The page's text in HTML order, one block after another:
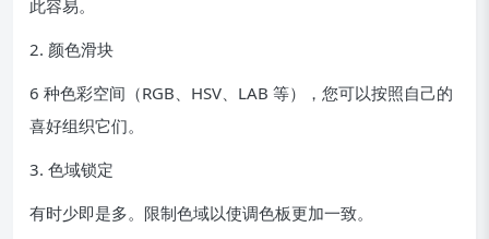
此容易。
2. 颜色滑块
6 种色彩空间（RGB、HSV、LAB 等），您可以按照自己的
喜好组织它们。
3. 色域锁定
有时少即是多。限制色域以使调色板更加一致。